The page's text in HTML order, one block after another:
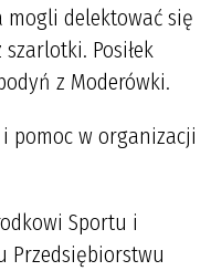
mogli delektować się
Posiłek
z Moderówki.
pomoc w organizacji
Sportu i
Przedsiębiorstwu